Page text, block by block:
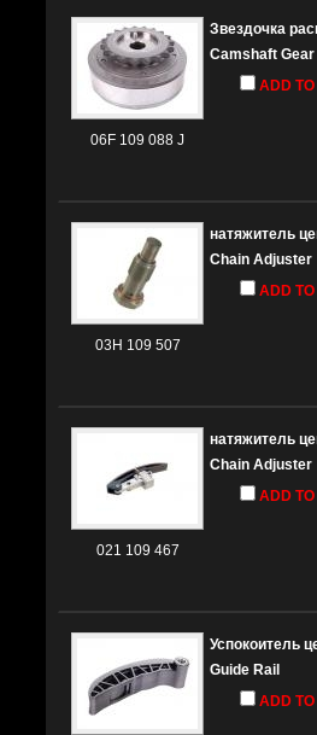
06F 109 088 J
Звездочка
Camshaft Gear
ADD
03H 109 507
натяжитель
Chain Adjuster
ADD
021 109 467
натяжитель
Chain Adjuster
ADD
Успокоитель
Guide Rail
ADD